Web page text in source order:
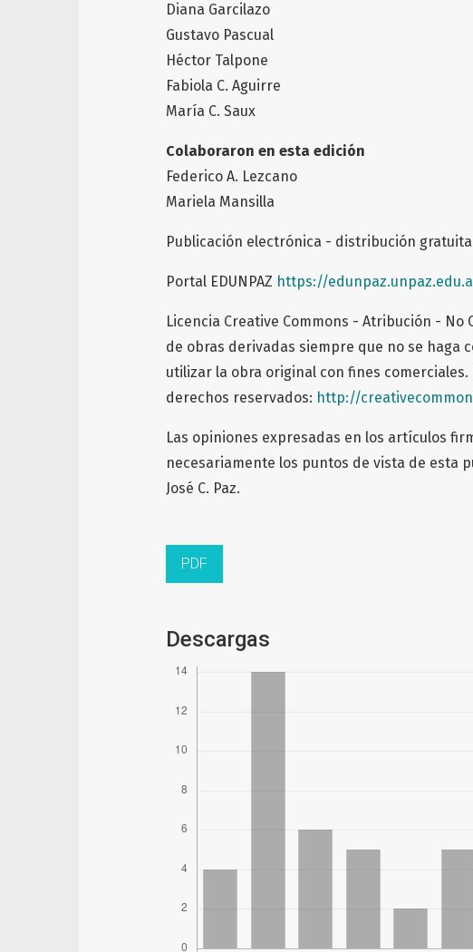
Diana Garcilazo
Gustavo Pascual
Héctor Talpone
Fabiola C. Aguirre
María C. Saux
Colaboraron en esta edición
Federico A. Lezcano
Mariela Mansilla
Publicación electrónica - distribución gratuita
Portal EDUNPAZ https://
Licencia Creative Commons - Atribución -
de obras derivadas siempre que no se haga
utilizar la obra original con fines
derechos reservados: http://
Las opiniones expresadas en los artículos
necesariamente los puntos de vista de esta
José C. Paz.
PDF
Descargas